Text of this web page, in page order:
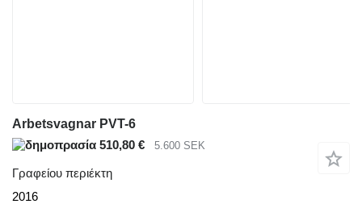
Arbetsvagnar PVT-6
510,80 €
5.600 SEK
Γραφείου περιέκτη
2016